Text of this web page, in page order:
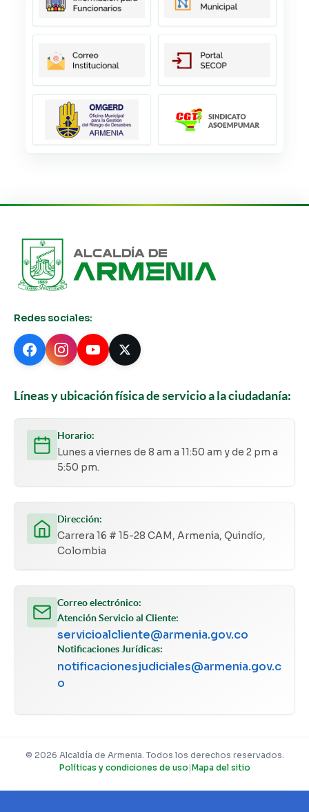
Redes sociales:
Líneas y ubicación física de servicio a la ciudadanía:
Horario:
Lunes a viernes de 8 am a 11:50 am y de 2 pm a
5:50 pm.
Dirección:
Carrera 16 # 15-28 CAM, Armenia, Quindío,
Colombia
Correo electrónico:
Atención Servicio al Cliente:
servicioalcliente@armenia.gov.co
Notificaciones Jurídicas:
notificacionesjudiciales@armenia.gov.c
o
© 2026 Alcaldía de Armenia. Todos los derechos reservados.
Políticas y condiciones de uso |Mapa del sitio